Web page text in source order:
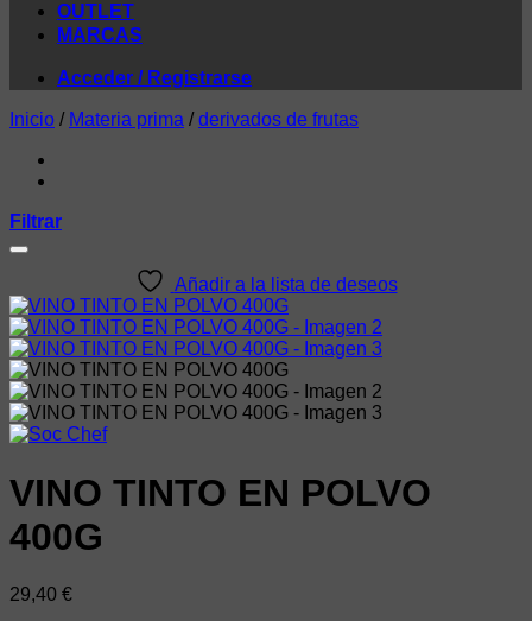
OUTLET
MARCAS
Acceder / Registrarse
Inicio / Materia prima / derivados de frutas
Filtrar
Añadir a la lista de deseos
VINO TINTO EN POLVO
400G
29,40 €